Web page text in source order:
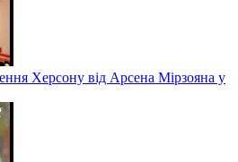
Херсону від Арсена Мірзояна у